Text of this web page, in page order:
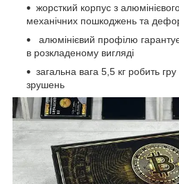
жорсткий корпус з
механічних пошкоджень та
алюмінієвий профілю
в розкладеному вигляді
загальна вага 5,5 кг робить
зрушень